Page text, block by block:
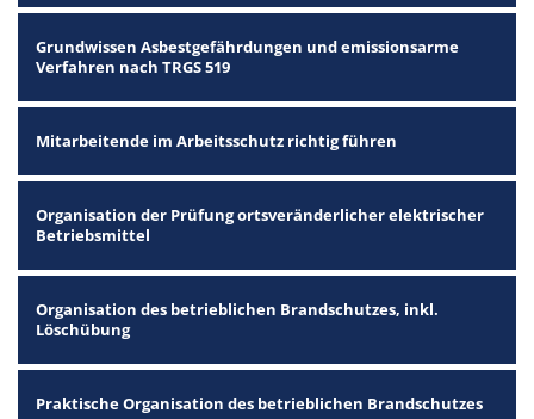
Grundwissen Asbestgefährdungen und emissionsarme
Verfahren nach TRGS 519
Mitarbeitende im Arbeitsschutz richtig führen
Organisation der Prüfung ortsveränderlicher elektrischer
Betriebsmittel
Organisation des betrieblichen Brandschutzes, inkl.
Löschübung
Praktische Organisation des betrieblichen Brandschutzes